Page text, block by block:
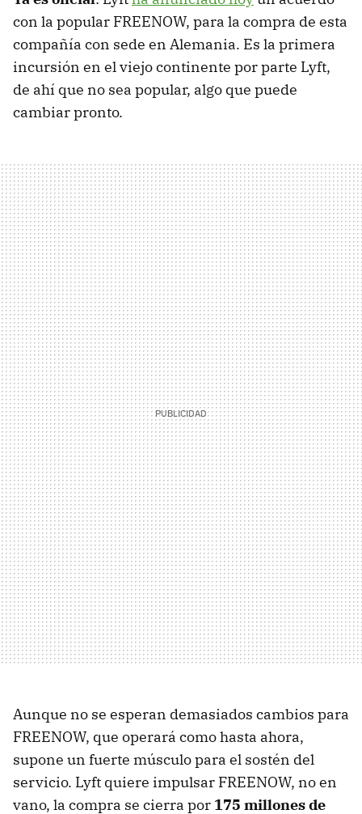
con la popular FREENOW, para la compra de esta
compañía con sede en Alemania. Es la primera
incursión en el viejo continente por parte Lyft,
de ahí que no sea popular, algo que puede
cambiar pronto.
Aunque no se esperan demasiados cambios para
FREENOW, que operará como hasta ahora,
supone un fuerte músculo para el sostén del
servicio. Lyft quiere impulsar FREENOW, no en
vano, la compra se cierra por 175 millones de